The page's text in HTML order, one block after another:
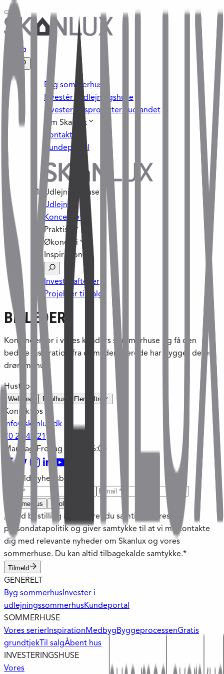
Byg sommerhus
Investér i udlejningshuse
Investeringsprojekter i udlandet
Om Skanlux
Kontakt
Kundeportal
Udlejningshuse
Udlejning
Konceptet
Praktisk
Økonomi
Inspiration
Investoraftener
Projekter til salg
BILLEDER
Kom indenfor i vores kunders sommerhuse og få den
bedste inspiration fra dem, der allerede har bygget deres
drømmehus.
Hustype
Wellness Poolhus Flere filtre
Kontakt os
info@skanlux.dk
70 21 45 21
Mandag-Fredag 08:00-16:00
Tilmeld nyhedsbrev
Sommerhus Poolhus
Ved bestilling accepterer du samtidig vores
persondatapolitik og giver samtykke til at vi må kontakte
dig med relevante nyheder om Skanlux og vores
sommerhuse. Du kan altid tilbagekalde samtykke.*
Tilmeld
GENERELT
Byg sommerhus Invester i
udlejningssommerhusKundeportal
SOMMERHUSE
Vores serier Inspiration MedbygByggeprocessenGratis
grundtjek Til salgÅbent hus
INVESTERINGSHUSE
Vores